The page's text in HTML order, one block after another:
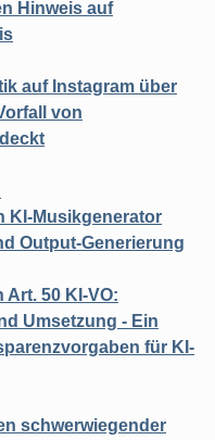
Hinweis auf
auf Instagram über
von
KI-Musikgenerator
Output-Generierung
50 KI-VO:
Umsetzung - Ein
für KI-
schwerwiegender